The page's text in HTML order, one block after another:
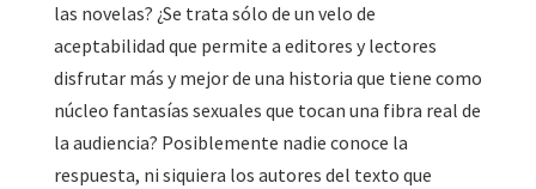
las novelas? ¿Se trata sólo de un velo de
aceptabilidad que permite a editores y lectores
disfrutar más y mejor de una historia que tiene como
núcleo fantasías sexuales que tocan una fibra real de
la audiencia? Posiblemente nadie conoce la
respuesta, ni siquiera los autores del texto que